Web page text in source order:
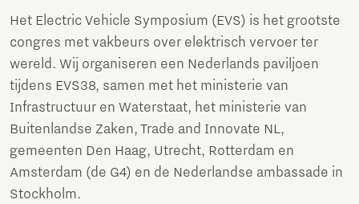
Het Electric Vehicle Symposium (EVS) is het grootste
congres met vakbeurs over elektrisch vervoer ter
wereld. Wij organiseren een Nederlands paviljoen
tijdens EVS38, samen met het ministerie van
Infrastructuur en Waterstaat, het ministerie van
Buitenlandse Zaken, Trade and Innovate NL,
gemeenten Den Haag, Utrecht, Rotterdam en
Amsterdam (de G4) en de Nederlandse ambassade in
Stockholm.